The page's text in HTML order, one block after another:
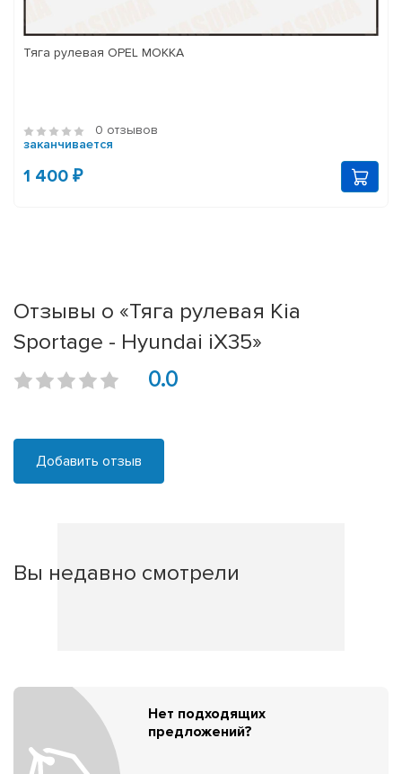
Тяга рулевая OPEL MOKKA
0 отзывов
заканчивается
1 400 ₽
Отзывы о «Тяга рулевая Kia
Sportage - Hyundai iX35»
0.0
Добавить отзыв
Вы недавно смотрели
Нет подходящих
предложений?